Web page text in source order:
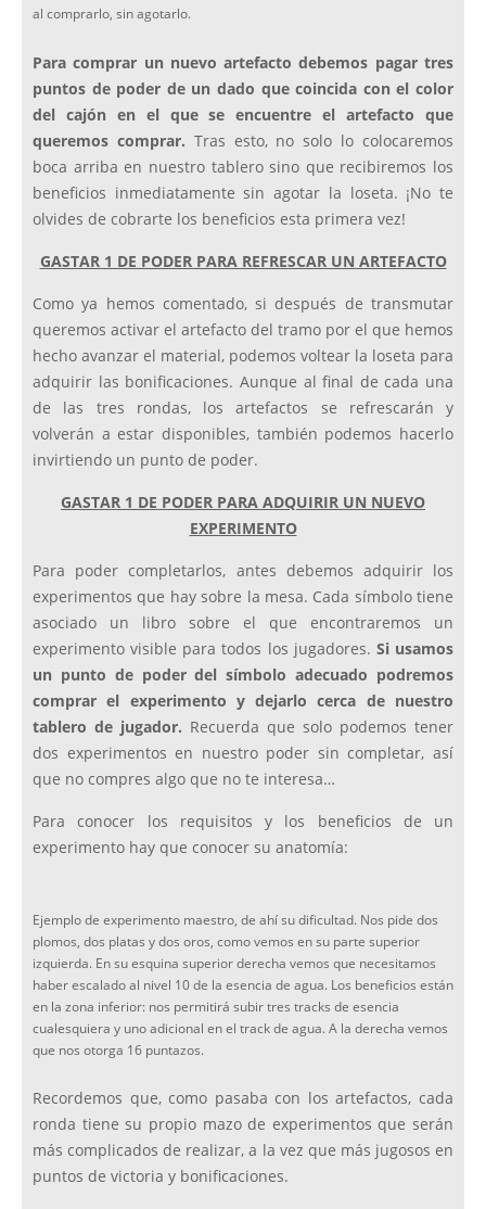
al comprarlo, sin agotarlo.
Para comprar un nuevo artefacto debemos pagar tres
puntos de poder de un dado que coincida con el color
del cajón en el que se encuentre el artefacto que
queremos comprar. Tras esto, no solo lo colocaremos
boca arriba en nuestro tablero sino que recibiremos los
beneficios inmediatamente sin agotar la loseta. ¡No te
olvides de cobrarte los beneficios esta primera vez!
GASTAR 1 DE PODER PARA REFRESCAR UN ARTEFACTO
Como ya hemos comentado, si después de transmutar
queremos activar el artefacto del tramo por el que hemos
hecho avanzar el material, podemos voltear la loseta para
adquirir las bonificaciones. Aunque al final de cada una
de las tres rondas, los artefactos se refrescarán y
volverán a estar disponibles, también podemos hacerlo
invirtiendo un punto de poder.
GASTAR 1 DE PODER PARA ADQUIRIR UN NUEVO
EXPERIMENTO
Para poder completarlos, antes debemos adquirir los
experimentos que hay sobre la mesa. Cada símbolo tiene
asociado un libro sobre el que encontraremos un
experimento visible para todos los jugadores. Si usamos
un punto de poder del símbolo adecuado podremos
comprar el experimento y dejarlo cerca de nuestro
tablero de jugador. Recuerda que solo podemos tener
dos experimentos en nuestro poder sin completar, así
que no compres algo que no te interesa…
Para conocer los requisitos y los beneficios de un
experimento hay que conocer su anatomía:
Ejemplo de experimento maestro, de ahí su dificultad. Nos pide dos
plomos, dos platas y dos oros, como vemos en su parte superior
izquierda. En su esquina superior derecha vemos que necesitamos
haber escalado al nivel 10 de la esencia de agua. Los beneficios están
en la zona inferior: nos permitirá subir tres tracks de esencia
cualesquiera y uno adicional en el track de agua. A la derecha vemos
que nos otorga 16 puntazos.
Recordemos que, como pasaba con los artefactos, cada
ronda tiene su propio mazo de experimentos que serán
más complicados de realizar, a la vez que más jugosos en
puntos de victoria y bonificaciones.